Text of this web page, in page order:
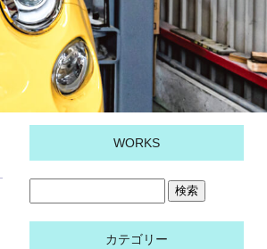
WORKS
カテゴリー